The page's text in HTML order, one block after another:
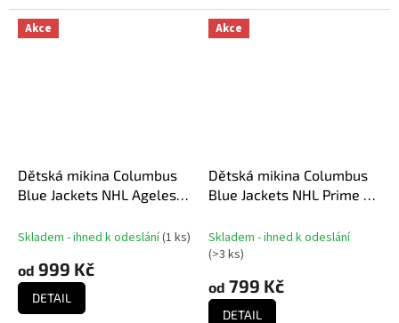
Akce
Dětská mikina Columbus
Blue Jackets NHL Ageless
Skladem - ihned k odeslání(1 ks)
od 999 Kč
DETAIL
Akce
Dětská mikina Columbus
Blue Jackets NHL Prime Po
Skladem - ihned k odeslání
(>3 ks)
od 799 Kč
DETAIL